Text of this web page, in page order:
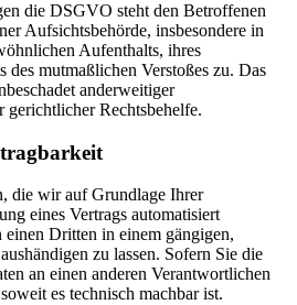
die DSGVO steht den Betroffenen
Aufsichtsbehörde, insbesondere in
Aufenthalts, ihres
des mutmaßlichen Verstoßes zu. Das
anderweitiger
Rechtsbehelfe.
die wir auf Grundlage Ihrer
eines Vertrags automatisiert
einen Dritten in einem gängigen,
zu lassen. Sofern Sie die
an einen anderen Verantwortlichen
es technisch machbar ist.